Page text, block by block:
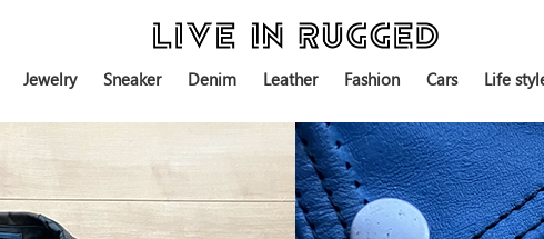
Jewelry Sneaker Denim Leather Fashion Cars Life